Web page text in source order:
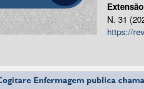
N. 31
https://
Enfermagem publica